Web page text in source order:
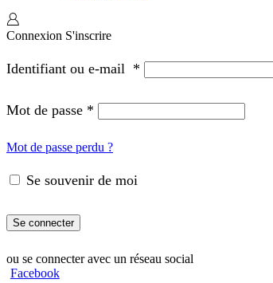
Connexion S'inscrire
Identifiant ou e-mail *
Mot de passe *
Mot de passe perdu ?
Se souvenir de moi
Se connecter
ou se connecter avec un réseau social
Facebook